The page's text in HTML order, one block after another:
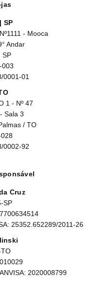
SP
- Mooca
Andar
SP
003
0001-01
1 - Nº 47
Sala 3
/ TO
0002-92
Cruz
SP
25352.652289/2011-26
2020008799